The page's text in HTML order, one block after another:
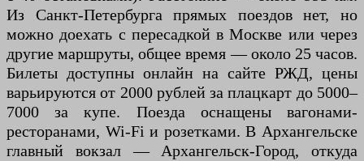
Из Санкт-Петербурга прямых поездов нет, но
можно доехать с пересадкой в Москве или через
другие маршруты, общее время — около 25 часов.
Билеты доступны онлайн на сайте РЖД, цены
варьируются от 2000 рублей за плацкарт до 5000–
7000 за купе. Поезда оснащены вагонами-
ресторанами, Wi-Fi и розетками. В Архангельске
главный вокзал — Архангельск-Город, откуда